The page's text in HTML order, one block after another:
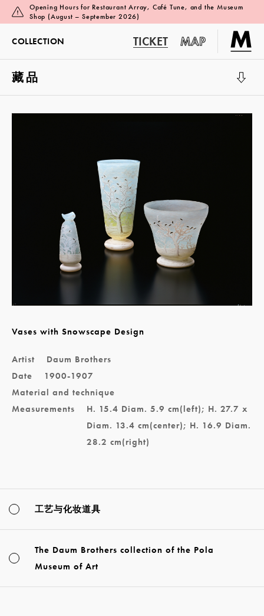
Opening Hours for Restaurant Array, Café Tune, and the Museum
Shop (August – September 2026)
COLLECTION TICKET MAP
藏品
Vases with Snowscape Design
Artist
Daum Brothers
Date
1900-1907
Material and technique
Measurements
H. 15.4 Diam. 5.9 cm(left); H. 27.7 x
Diam. 13.4 cm(center); H. 16.9 Diam.
28.2 cm(right)
工艺与化妆道具
The Daum Brothers collection of the Pola
Museum of Art